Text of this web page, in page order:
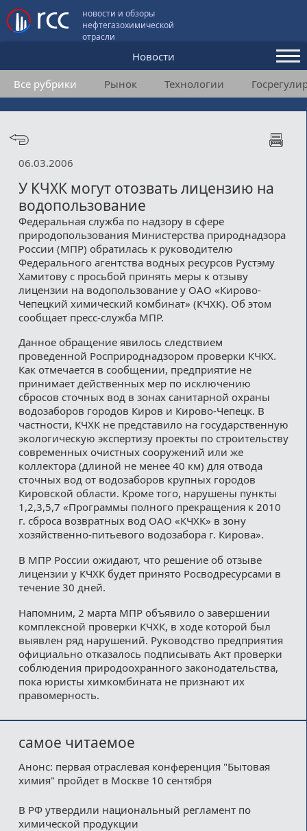
новости и обзоры
нефтегазохимической
отрасли
Новости
Аналитика и мнения
Конференции
Пользовательское соглашение
Медиакит
Контакты
Все рубрики Рынок Технологии
06.03.2006
У КЧХК могут отозвать лицензию на
водопользование
Федеральная служба по надзору в сфере
природопользования Министерства природнадзора
России (МПР) обратилась к руководителю
Федерального агентства водных ресурсов Рустэму
Хамитову с просьбой принять меры к отзыву
лицензии на водопользование у ОАО «Кирово-
Чепецкий химический комбинат» (КЧХК). Об этом
сообщает пресс-служба МПР.
Данное обращение явилось следствием
проведенной Росприроднадзором проверки КЧКХ.
Как отмечается в сообщении, предприятие не
принимает действенных мер по исключению
сбросов сточных вод в зонах санитарной охраны
водозаборов городов Киров и Кирово-Чепецк. В
частности, КЧХК не представило на государственную
экологическую экспертизу проекты по строительству
современных очистных сооружений или же
коллектора (длиной не менее 40 км) для отвода
сточных вод от водозаборов крупных городов
Кировской области. Кроме того, нарушены пункты
1,2,3,5,7 «Программы полного прекращения к 2010
г. сброса возвратных вод ОАО «КЧХК» в зону
хозяйственно-питьевого водозабора г. Кирова».
В МПР России ожидают, что решение об отзыве
лицензии у КЧХК будет принято Росводресурсами в
течение 30 дней.
Напомним, 2 марта МПР объявило о завершении
комплексной проверки КЧХК, в ходе которой был
выявлен ряд нарушений. Руководство предприятия
официально отказалось подписывать Акт проверки
соблюдения природоохранного законодательства,
пока юристы химкомбината не признают их
правомерность.
самое читаемое
Анонс: первая отраслевая конференция "Бытовая
химия" пройдет в Москве 10 сентября
В РФ утвердили национальный регламент по
химической продукции